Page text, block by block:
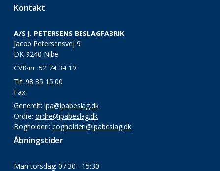
Kontakt
A/S J. PETERSENS BESLAGFABRIK
Jacob Petersensvej 9
DK-9240 Nibe
CVR-nr: 52 74 34 19
Tlf: 98 35 15 00
Fax:
Generelt: ipa@ipabeslag.dk
Ordre: ordre@ipabeslag.dk
Bogholderi: bogholderi@ipabeslag.dk
Åbningstider
Man-torsdag: 07:30 - 15:30